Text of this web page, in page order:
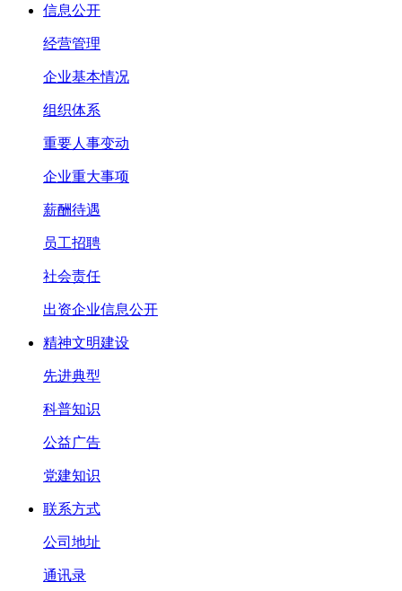
信息公开
经营管理
企业基本情况
组织体系
重要人事变动
企业重大事项
薪酬待遇
员工招聘
社会责任
出资企业信息公开
精神文明建设
先进典型
科普知识
公益广告
党建知识
联系方式
公司地址
通讯录